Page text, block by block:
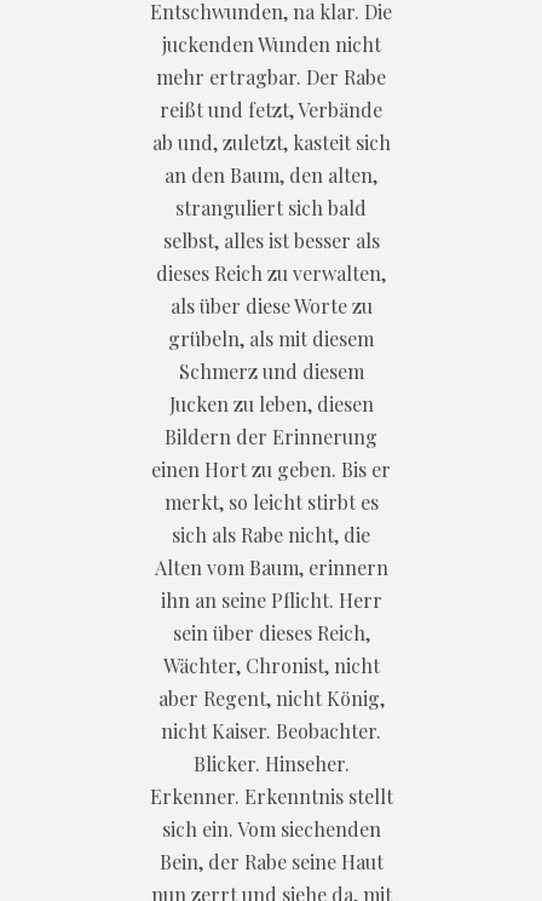
Entschwunden, na klar. Die
juckenden Wunden nicht
mehr ertragbar. Der Rabe
reißt und fetzt, Verbände
ab und, zuletzt, kasteit sich
an den Baum, den alten,
stranguliert sich bald
selbst, alles ist besser als
dieses Reich zu verwalten,
als über diese Worte zu
grübeln, als mit diesem
Schmerz und diesem
Jucken zu leben, diesen
Bildern der Erinnerung
einen Hort zu geben. Bis er
merkt, so leicht stirbt es
sich als Rabe nicht, die
Alten vom Baum, erinnern
ihn an seine Pflicht. Herr
sein über dieses Reich,
Wächter, Chronist, nicht
aber Regent, nicht König,
nicht Kaiser. Beobachter.
Blicker. Hinseher.
Erkenner. Erkenntnis stellt
sich ein. Vom siechenden
Bein, der Rabe seine Haut
nun zerrt und siehe da, mit